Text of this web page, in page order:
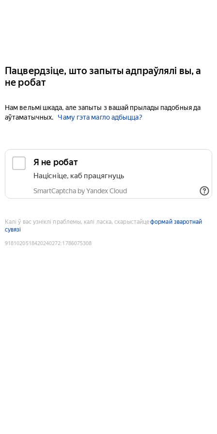
Пацвердзіце, што запыты адпраўлялі вы, а
не робат
Нам вельмі шкада, але запыты з вашай прылады падобныя да
аўтаматычных.
Чаму гэта магло адбыцца?
Я не робат
Націсніце, каб працягнуць
SmartCaptcha by Yandex Cloud
Калі ў вас узніклі праблемы, калі ласка, скарыстайцеформай зваротнай
сувязі
9181020518420240272:1786075308